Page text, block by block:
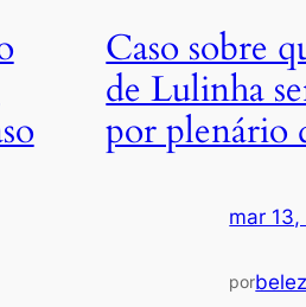
Caso sobre
de Lulinha
por plenário
mar
por